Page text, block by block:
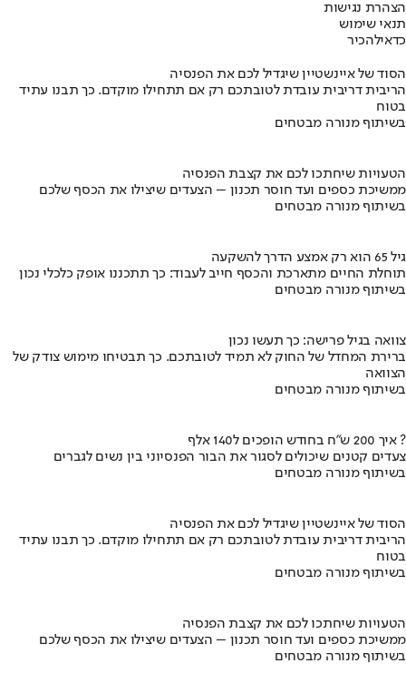
הצהרת נגישות
תנאי שימוש
כדאילהכיר
הסוד של איינשטיין שיגדיל לכם את הפנסיה
הריבית דריבית עובדת לטובתכם רק אם תתחילו מוקדם. כך תבנו עתיד
בטוח
בשיתוף מנורה מבטחים
הטעויות שיחתכו לכם את קצבת הפנסיה
ממשיכת כספים ועד חוסר תכנון – הצעדים שיצילו את הכסף שלכם
בשיתוף מנורה מבטחים
גיל 65 הוא רק אמצע הדרך להשקעה
תוחלת החיים מתארכת והכסף חייב לעבוד: כך תתכננו אופק כלכלי נכון
בשיתוף מנורה מבטחים
צוואה בגיל פרישה: כך תעשו נכון
ברירת המחדל של החוק לא תמיד לטובתכם. כך תבטיחו מימוש צודק של
הצוואה
בשיתוף מנורה מבטחים
איך 200 ש"ח בחודש הופכים ל140 אלף ?
צעדים קטנים שיכולים לסגור את הבור הפנסיוני בין נשים לגברים
בשיתוף מנורה מבטחים
הסוד של איינשטיין שיגדיל לכם את הפנסיה
הריבית דריבית עובדת לטובתכם רק אם תתחילו מוקדם. כך תבנו עתיד
בטוח
בשיתוף מנורה מבטחים
הטעויות שיחתכו לכם את קצבת הפנסיה
ממשיכת כספים ועד חוסר תכנון – הצעדים שיצילו את הכסף שלכם
בשיתוף מנורה מבטחים